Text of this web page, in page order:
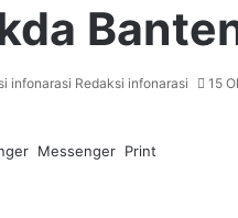
Redaksi infonarasi 15
Messenger Print